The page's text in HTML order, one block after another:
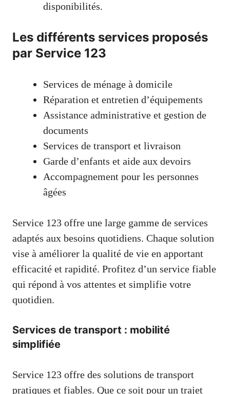
disponibilités.
Les différents services proposés
par Service 123
Services de ménage à domicile
Réparation et entretien d’équipements
Assistance administrative et gestion de
documents
Services de transport et livraison
Garde d’enfants et aide aux devoirs
Accompagnement pour les personnes
âgées
Service 123 offre une large gamme de services
adaptés aux besoins quotidiens. Chaque solution
vise à améliorer la qualité de vie en apportant
efficacité et rapidité. Profitez d’un service fiable
qui répond à vos attentes et simplifie votre
quotidien.
Services de transport : mobilité
simplifiée
Service 123 offre des solutions de transport
pratiques et fiables. Que ce soit pour un trajet